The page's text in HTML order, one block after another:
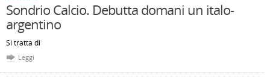
Sondrio Calcio. Debutta domani un italo-
argentino
Si tratta di
Leggi